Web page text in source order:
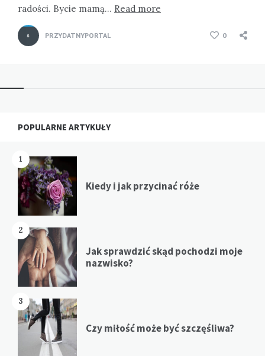
radości. Bycie mamą… Read more
PRZYDATNYPORTAL 0
Widgets
POPULARNE ARTYKUŁY
1
Kiedy i jak przycinać róże
2
Jak sprawdzić skąd pochodzi moje
nazwisko?
3
Czy miłość może być szczęśliwa?